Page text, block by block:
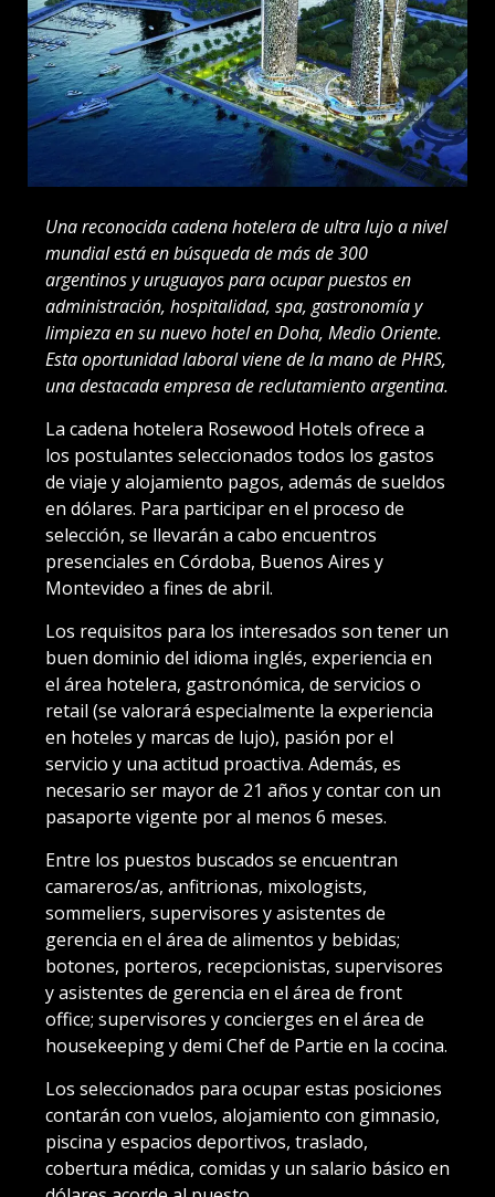
Una reconocida cadena hotelera de ultra lujo a nivel
mundial está en búsqueda de más de 300
argentinos y uruguayos para ocupar puestos en
administración, hospitalidad, spa, gastronomía y
limpieza en su nuevo hotel en Doha, Medio Oriente.
Esta oportunidad laboral viene de la mano de PHRS,
una destacada empresa de reclutamiento argentina.
La cadena hotelera Rosewood Hotels ofrece a
los postulantes seleccionados todos los gastos
de viaje y alojamiento pagos, además de sueldos
en dólares. Para participar en el proceso de
selección, se llevarán a cabo encuentros
presenciales en Córdoba, Buenos Aires y
Montevideo a fines de abril.
Los requisitos para los interesados son tener un
buen dominio del idioma inglés, experiencia en
el área hotelera, gastronómica, de servicios o
retail (se valorará especialmente la experiencia
en hoteles y marcas de lujo), pasión por el
servicio y una actitud proactiva. Además, es
necesario ser mayor de 21 años y contar con un
pasaporte vigente por al menos 6 meses.
Entre los puestos buscados se encuentran
camareros/as, anfitrionas, mixologists,
sommeliers, supervisores y asistentes de
gerencia en el área de alimentos y bebidas;
botones, porteros, recepcionistas, supervisores
y asistentes de gerencia en el área de front
office; supervisores y concierges en el área de
housekeeping y demi Chef de Partie en la cocina.
Los seleccionados para ocupar estas posiciones
contarán con vuelos, alojamiento con gimnasio,
piscina y espacios deportivos, traslado,
cobertura médica, comidas y un salario básico en